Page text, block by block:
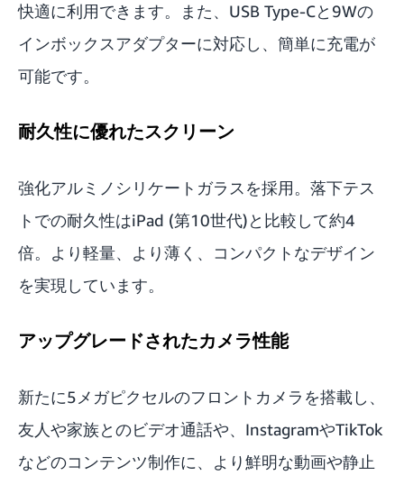
快適に利用できます。また、USB Type-Cと9Wの
インボックスアダプターに対応し、簡単に充電が
可能です。
耐久性に優れたスクリーン
強化アルミノシリケートガラスを採用。落下テス
トでの耐久性はiPad (第10世代)と比較して約4
倍。より軽量、より薄く、コンパクトなデザイン
を実現しています。
アップグレードされたカメラ性能
新たに5メガピクセルのフロントカメラを搭載し、
友人や家族とのビデオ通話や、InstagramやTikTok
などのコンテンツ制作に、より鮮明な動画や静止